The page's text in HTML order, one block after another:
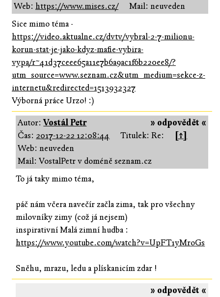
Web: https://www.mises.cz/
Mail: neuveden
Sice mimo téma -
https://video.aktualne.cz/dvtv/vybral-2-7-milionu-
korun-stat-je-jako-kdyz-mafie-vybira-
vypa/r~41d37ceee65a11e7b6a9ac1f6b220ee8/?
utm_source=www.seznam.cz&utm_medium=sekce-z-
internetu&redirected=1513932327
Výborná práce Urzo! :)
» odpovědět «
Autor:Vostál Petr
Čas: 2017-12-22 12:08:44 Titulek: Re:
[↑]
Web: neuveden
Mail: VostalPetr v doméně seznam.cz
To já taky mimo téma,
páč nám včera navečír začla zima, tak pro všechny
milovníky zimy (což já nejsem)
inspirativní Malá zimní hudba :
https://www.youtube.com/watch?v=UpFT1yMroGs
Sněhu, mrazu, ledu a plískanicím zdar !
» odpovědět «